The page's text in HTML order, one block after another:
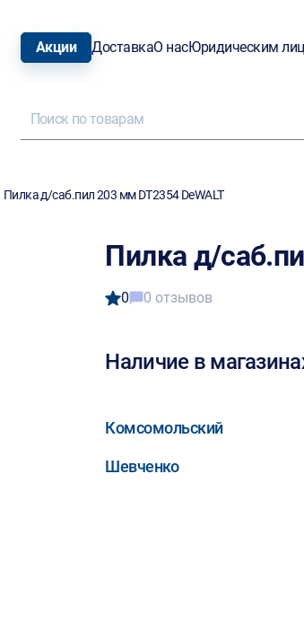
Акции ДоставкаО насЮридическим
Пилка д/саб.пил 203 мм DT2354 DeWALT
Пилка д/
0 0 отзывов
Наличие в
Комсомольский
Шевченко